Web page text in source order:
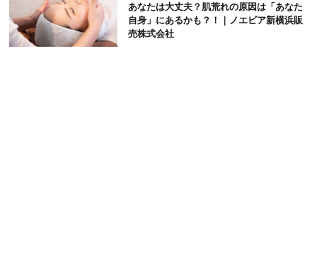
あなたは大丈夫？肌荒れの原因は「あなた
自身」にあるかも？！｜ノエビア新横浜販
売株式会社